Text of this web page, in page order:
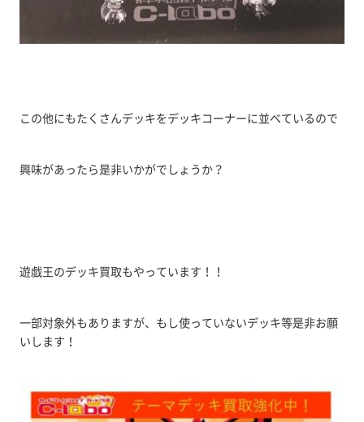
この他にもたくさんデッキをデッキコーナーに並べているので
興味があったら是非いかがでしょうか？
遊戯王のデッキ買取もやっています！！
一部対象外もありますが、もし使っていないデッキ等是非お願
いします！